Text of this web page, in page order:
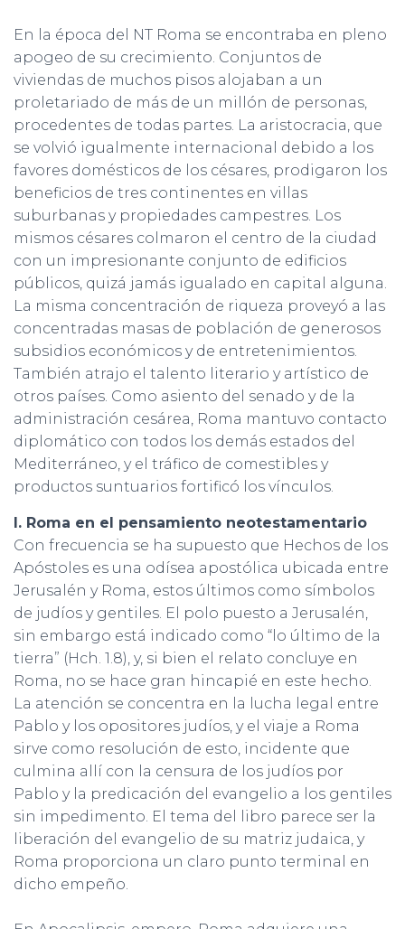
En la época del NT Roma se encontraba en pleno
apogeo de su crecimiento. Conjuntos de
viviendas de muchos pisos alojaban a un
proletariado de más de un millón de personas,
procedentes de todas partes. La aristocracia, que
se volvió igualmente internacional debido a los
favores domésticos de los césares, prodigaron los
beneficios de tres continentes en villas
suburbanas y propiedades campestres. Los
mismos césares colmaron el centro de la ciudad
con un impresionante conjunto de edificios
públicos, quizá jamás igualado en capital alguna.
La misma concentración de riqueza proveyó a las
concentradas masas de población de generosos
subsidios económicos y de entretenimientos.
También atrajo el talento literario y artístico de
otros países. Como asiento del senado y de la
administración cesárea, Roma mantuvo contacto
diplomático con todos los demás estados del
Mediterráneo, y el tráfico de comestibles y
productos suntuarios fortificó los vínculos.
I. Roma en el pensamiento neotestamentario
Con frecuencia se ha supuesto que Hechos de los
Apóstoles es una odísea apostólica ubicada entre
Jerusalén y Roma, estos últimos como símbolos
de judíos y gentiles. El polo puesto a Jerusalén,
sin embargo está indicado como “lo último de la
tierra” (Hch. 1.8), y, si bien el relato concluye en
Roma, no se hace gran hincapié en este hecho.
La atención se concentra en la lucha legal entre
Pablo y los opositores judíos, y el viaje a Roma
sirve como resolución de esto, incidente que
culmina allí con la censura de los judíos por
Pablo y la predicación del evangelio a los gentiles
sin impedimento. El tema del libro parece ser la
liberación del evangelio de su matriz judaica, y
Roma proporciona un claro punto terminal en
dicho empeño.